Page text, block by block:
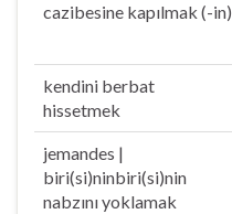
cazibesine kapılmak (-in)
kendini berbat
hissetmek
jemandes |
biri(si)ninbiri(si)nin
nabzını yoklamak